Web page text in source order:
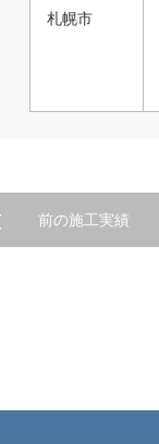
札幌市
前の施工実績